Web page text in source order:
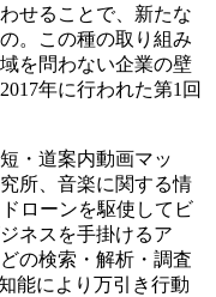
せることで、新たな
。この種の取り組み
を問わない企業の壁
年に行われた第1回
・道案内動画マッ
所、音楽に関する情
ローンを駆使してビ
ネスを手掛けるア
の検索・解析・調査
能により万引き行動